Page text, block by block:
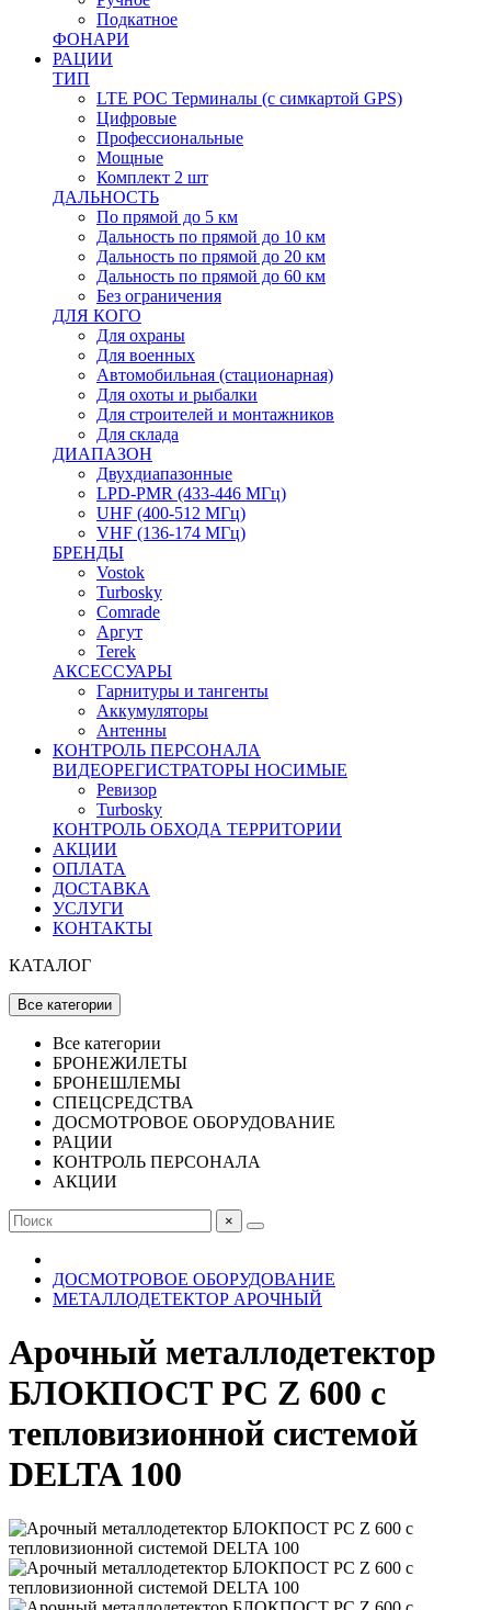
Подкатное
ФОНАРИ
РАЦИИ
ТИП
LTE POC Терминалы (с симкартой GPS)
Цифровые
Профессиональные
Мощные
Комплект 2 шт
ДАЛЬНОСТЬ
По прямой до 5 км
Дальность по прямой до 10 км
Дальность по прямой до 20 км
Дальность по прямой до 60 км
Без ограничения
ДЛЯ КОГО
Для охраны
Для военных
Автомобильная (стационарная)
Для охоты и рыбалки
Для строителей и монтажников
Для склада
ДИАПАЗОН
Двухдиапазонные
LPD-PMR (433-446 МГц)
UHF (400-512 МГц)
VHF (136-174 МГц)
БРЕНДЫ
Vostok
Turbosky
Comrade
Аргут
Terek
АКСЕССУАРЫ
Гарнитуры и тангенты
Аккумуляторы
Антенны
КОНТРОЛЬ ПЕРСОНАЛА
ВИДЕОРЕГИСТРАТОРЫ НОСИМЫЕ
Ревизор
Turbosky
КОНТРОЛЬ ОБХОДА ТЕРРИТОРИИ
АКЦИИ
ОПЛАТА
ДОСТАВКА
УСЛУГИ
КОНТАКТЫ
КАТАЛОГ
Все категории
Все категории
БРОНЕЖИЛЕТЫ
БРОНЕШЛЕМЫ
СПЕЦСРЕДСТВА
ДОСМОТРОВОЕ ОБОРУДОВАНИЕ
РАЦИИ
КОНТРОЛЬ ПЕРСОНАЛА
АКЦИИ
×
ДОСМОТРОВОЕ ОБОРУДОВАНИЕ
МЕТАЛЛОДЕТЕКТОР АРОЧНЫЙ
Арочный металлодетектор
БЛОКПОСТ PC Z 600 с
тепловизионной системой
DELTA 100